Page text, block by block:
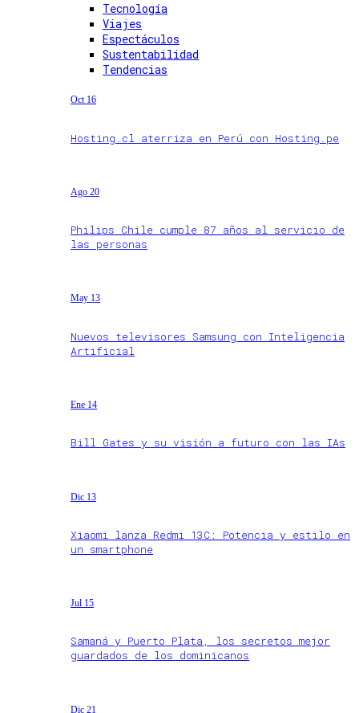
Tecnología
Viajes
Espectáculos
Sustentabilidad
Tendencias
Oct 16
Hosting.cl aterriza en Perú con Hosting.pe
Ago 20
Philips Chile cumple 87 años al servicio de
las personas
May 13
Nuevos televisores Samsung con Inteligencia
Artificial
Ene 14
Bill Gates y su visión a futuro con las IAs
Dic 13
Xiaomi lanza Redmi 13C: Potencia y estilo en
un smartphone
Jul 15
Samaná y Puerto Plata, los secretos mejor
guardados de los dominicanos
Dic 21